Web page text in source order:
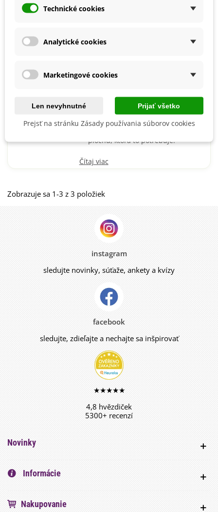
rastlina, ktorá prevonia vašu
Čítaj viac
plot či ozeleniť terasu? Pestujte popínavé
letničky
Popínavé letničky rýchlo pokryjú
plochu, ktorá to potrebuje.
Čítaj viac
Zobrazuje sa 1-3 z 3 položiek
instagram
sledujte novinky, súťaže, ankety a kvízy
facebook
sledujte, zdieľajte a nechajte sa inšpirovať
★★★★★
4,8 hvězdiček
5300+ recenzí
Novinky
Informácie
Nakupovanie
Technické cookies
Analytické cookies
Marketingové cookies
Len nevyhnutné Prijať všetko
Prejsť na stránku Zásady používania súborov cookies